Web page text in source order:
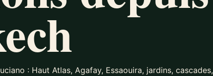
: Haut Atlas, Agafay, Essaouira, jardins, cascades,